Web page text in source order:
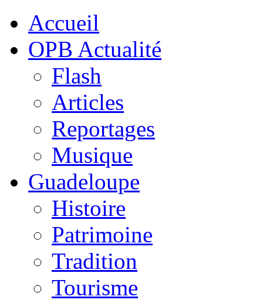
Accueil
OPB Actualité
Flash
Articles
Reportages
Musique
Guadeloupe
Histoire
Patrimoine
Tradition
Tourisme